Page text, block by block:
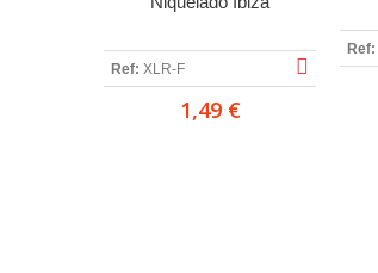
Ref: XLR-F
1,49 €
Ref: